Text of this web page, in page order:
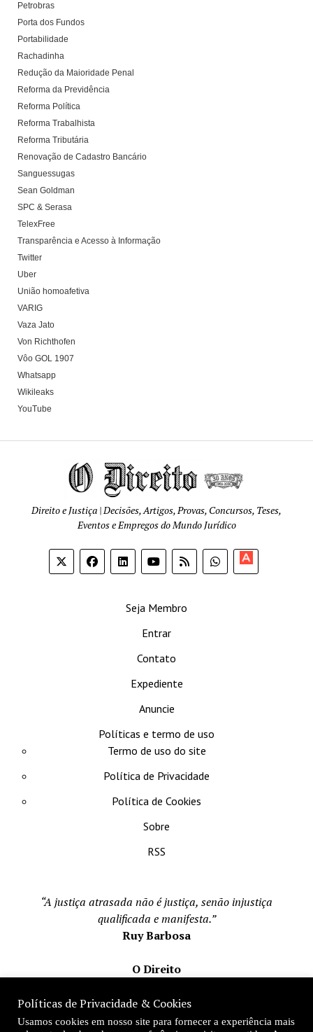
Petrobras
Porta dos Fundos
Portabilidade
Rachadinha
Redução da Maioridade Penal
Reforma da Previdência
Reforma Política
Reforma Trabalhista
Reforma Tributária
Renovação de Cadastro Bancário
Sanguessugas
Sean Goldman
SPC & Serasa
TelexFree
Transparência e Acesso à Informação
Twitter
Uber
União homoafetiva
VARIG
Vaza Jato
Von Richthofen
Vôo GOL 1907
Whatsapp
Wikileaks
YouTube
Direito e Justiça | Decisões, Artigos, Provas, Concursos, Teses,
Eventos e Empregos do Mundo Jurídico
Seja Membro
Entrar
Contato
Expediente
Anuncie
Políticas e termo de uso
Termo de uso do site
Política de Privacidade
Política de Cookies
Sobre
RSS
“A justiça atrasada não é justiça, senão injustiça
qualificada e manifesta.”
Ruy Barbosa
O Direito
Mateus Matos
Políticas de Privacidade & Cookies
Usamos cookies em nosso site para fornecer a experiência mais